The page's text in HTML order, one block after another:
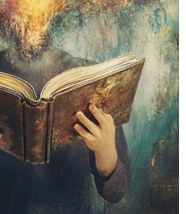
EDUCATION site
מאמר ביוגרפיה אמיר #100
אלמנטור #559
אלמנטור #845
2026